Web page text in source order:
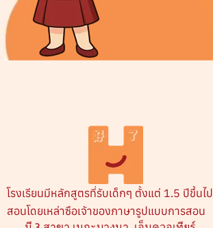
โรงเรียนมีหลักสูตรที่รับเด็กๆ ตั้งแต่ 1.5 ปีขึ้นไป
สอนโดยเหล่าซือเจ้าของภาษารูปแบบการสอน